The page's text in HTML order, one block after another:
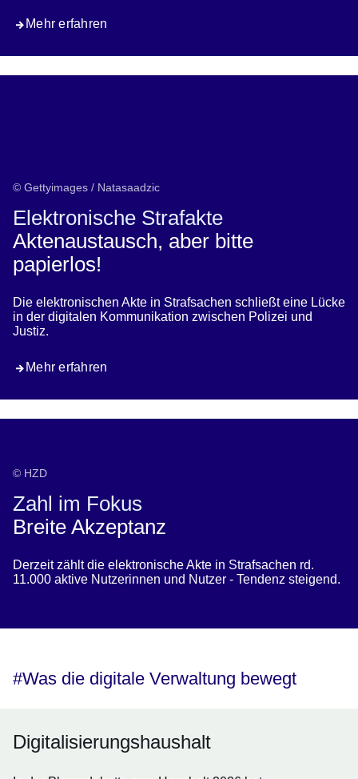
Mehr erfahren
© Gettyimages / Natasaadzic
Elektronische Strafakte
Aktenaustausch, aber bitte
papierlos!
Die elektronischen Akte in Strafsachen schließt eine Lücke
in der digitalen Kommunikation zwischen Polizei und
Justiz.
Mehr erfahren
© HZD
Zahl im Fokus
Breite Akzeptanz
Derzeit zählt die elektronische Akte in Strafsachen rd.
11.000 aktive Nutzerinnen und Nutzer - Tendenz steigend.
#Was die digitale Verwaltung bewegt
Digitalisierungshaushalt